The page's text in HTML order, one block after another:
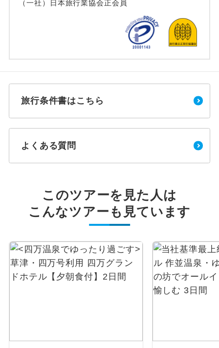
（一社）日本旅行業協会正会員
旅行条件書はこちら
よくある質問
このツアーを見た人は
こんなツアーも見ています